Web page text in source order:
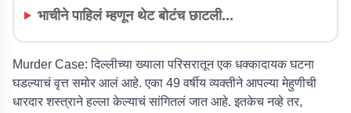
भाचीने पाहिलं म्हणून थेट बोटंच छाटली...
Murder Case: दिल्लीच्या ख्याला परिसरातून एक धक्कादायक घटना
घडल्याचं वृत्त समोर आलं आहे. एका 49 वर्षीय व्यक्तीने आपल्या मेहुणीची
धारदार शस्त्राने हल्ला केल्याचं सांगितलं जात आहे. इतकेच नव्हे तर,